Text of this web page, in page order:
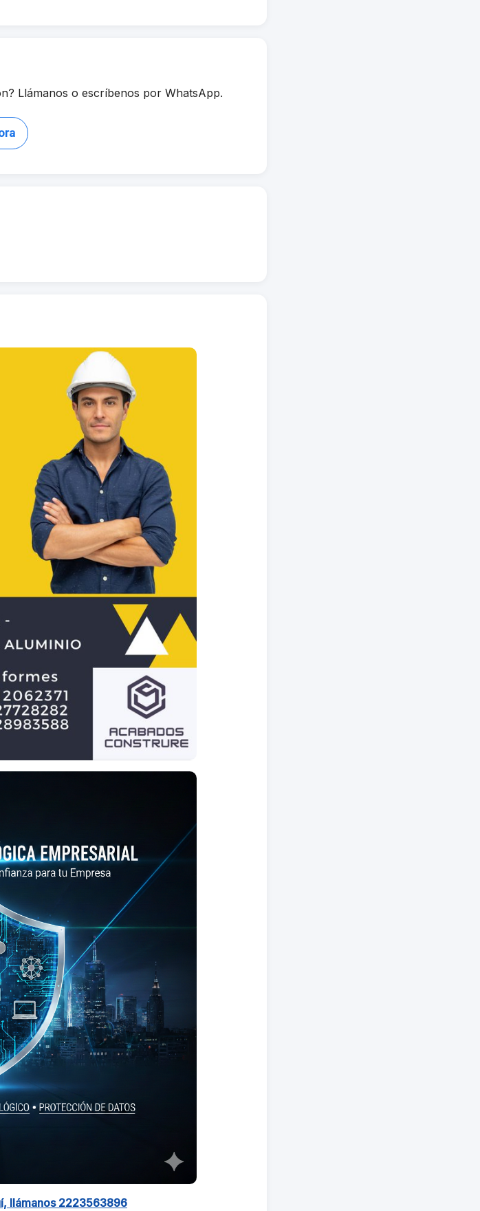
Llámanos o escríbenos por WhatsApp.
llámanos 2223563896